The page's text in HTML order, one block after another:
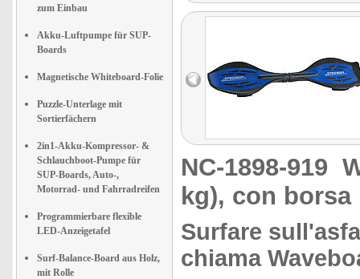
zum Einbau
Akku-Luftpumpe für SUP-
Boards
Magnetische Whiteboard-Folie
Puzzle-Unterlage mit
Sortierfächern
2in1-Akku-Kompressor- &
Schlauchboot-Pumpe für
SUP-Boards, Auto-,
Motorrad- und Fahrradreifen
Programmierbare flexible
LED-Anzeigetafel
Surf-Balance-Board aus Holz,
mit Rolle
NC-1898-919
kg), con
Surfare
chiama